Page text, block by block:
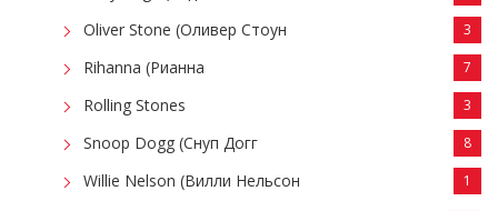
Oliver Stone (Оливер Стоун 3
Rihanna (Рианна 7
Rolling Stones 3
Snoop Dogg (Снуп Догг 8
Willie Nelson (Вилли Нельсон 1